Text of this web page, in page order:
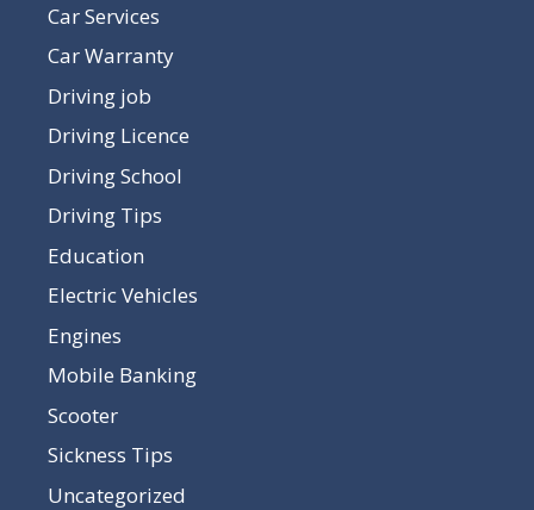
Car Services
Car Warranty
Driving job
Driving Licence
Driving School
Driving Tips
Education
Electric Vehicles
Engines
Mobile Banking
Scooter
Sickness Tips
Uncategorized